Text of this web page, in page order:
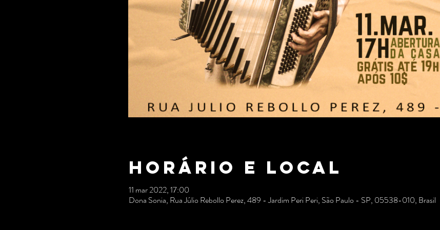
Horário e local
11 mar 2022, 17:00
Dona Sonia, Rua Júlio Rebollo Perez, 489 - Jardim Peri Peri, São Paulo - SP, 05538-010, Brasil